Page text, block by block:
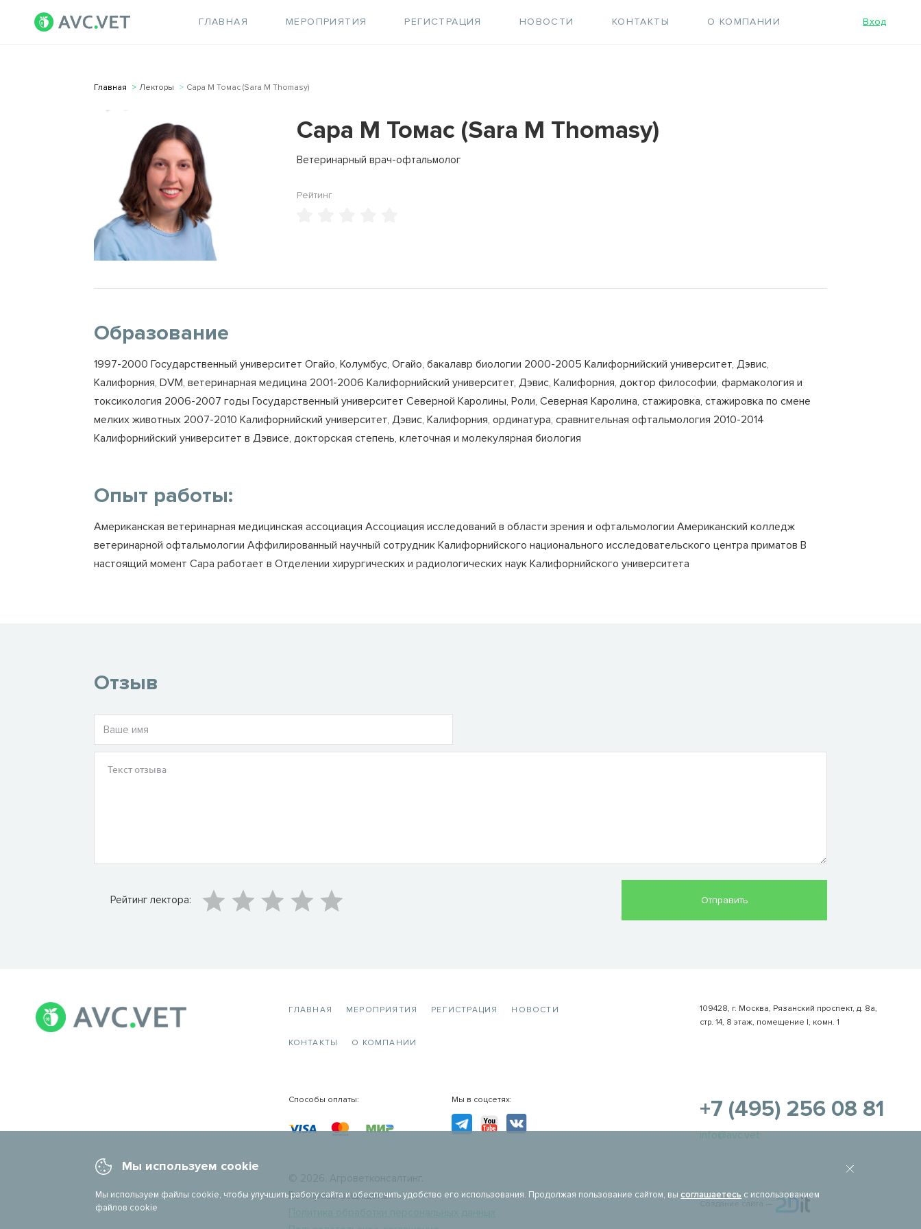
ГЛАВНАЯ МЕРОПРИЯТИЯ РЕГИСТРАЦИЯ НОВОСТИ КОНТАКТЫ О КОМПАНИИ Вход
Главная Лекторы Cара М Томас (Sara M Thomasy)
Cара М Томас (Sara M Thomasy)
Ветеринарный врач-офтальмолог
Рейтинг
Образование
1997-2000 Государственный университет Огайо, Колумбус, Огайо, бакалавр биологии 2000-2005 Калифорнийский университет, Дэвис,
Калифорния, DVM, ветеринарная медицина 2001-2006 Калифорнийский университет, Дэвис, Калифорния, доктор философии, фармакология и
токсикология 2006-2007 годы Государственный университет Северной Каролины, Роли, Северная Каролина, стажировка, стажировка по смене
мелких животных 2007-2010 Калифорнийский университет, Дэвис, Калифорния, ординатура, сравнительная офтальмология 2010-2014
Калифорнийский университет в Дэвисе, докторская степень, клеточная и молекулярная биология
Опыт работы:
Американская ветеринарная медицинская ассоциация Ассоциация исследований в области зрения и офтальмологии Американский колледж
ветеринарной офтальмологии Аффилированный научный сотрудник Калифорнийского национального исследовательского центра приматов В
настоящий момент Сара работает в Отделении хирургических и радиологических наук Калифорнийского университета
Отзыв
Рейтинг лектора:
ГЛАВНАЯ МЕРОПРИЯТИЯ РЕГИСТРАЦИЯ НОВОСТИ
КОНТАКТЫ О КОМПАНИИ
109428, г. Москва, Рязанский проспект, д. 8а,
стр. 14, 8 этаж, помещение I, комн. 1
Способы оплаты: Мы в соцсетях:
TG YouTube
VK +7 (495) 256 08 81
info@avc.vet
Все права защищены.
Политика обработки персональных данных
Мы используем cookie
Мы используем файлы cookie, чтобы улучшить работу сайта и обеспечить удобство его использования. Продолжая пользование сайтом, высоглашаетесь с использованием
файлов cookie